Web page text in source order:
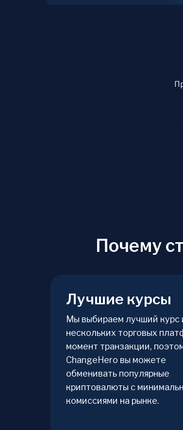
Почему
Лучшие курсы
Мы выбираем лучший курс
нескольких торговых
момент транзакции,
ChangeHero вы можете
обменивать популярные
криптовалюты с
комиссиями на рынке.